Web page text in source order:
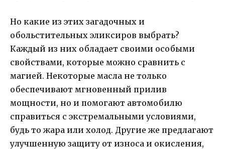
Но какие из этих загадочных и
обольстительных эликсиров выбрать?
Каждый из них обладает своими особыми
свойствами, которые можно сравнить с
магией. Некоторые масла не только
обеспечивают мгновенный прилив
мощности, но и помогают автомобилю
справиться с экстремальными условиями,
будь то жара или холод. Другие же предлагают
улучшенную защиту от износа и окисления,